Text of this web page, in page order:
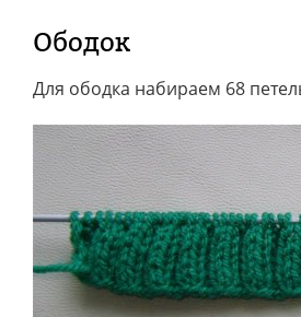
Ободок
Для ободка набираем 68